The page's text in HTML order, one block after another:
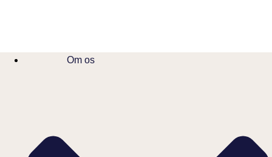
Om os